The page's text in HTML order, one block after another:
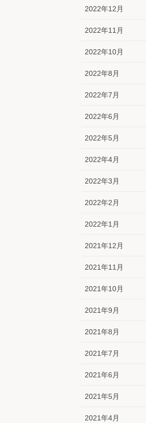
2022年12月
2022年11月
2022年10月
2022年8月
2022年7月
2022年6月
2022年5月
2022年4月
2022年3月
2022年2月
2022年1月
2021年12月
2021年11月
2021年10月
2021年9月
2021年8月
2021年7月
2021年6月
2021年5月
2021年4月